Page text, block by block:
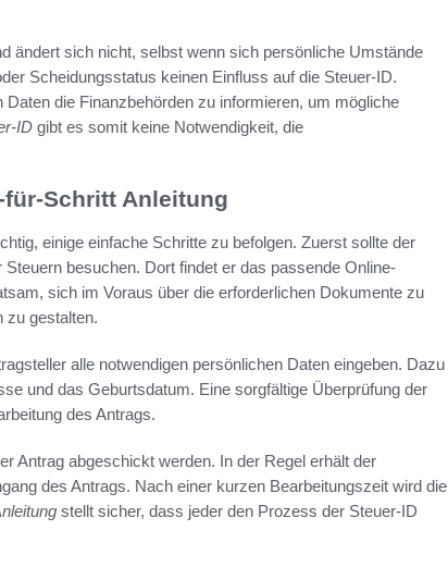
ändert sich nicht, selbst wenn sich persönliche Umstände
Scheidungsstatus keinen Einfluss auf die Steuer-ID.
die Finanzbehörden zu informieren, um mögliche
ID gibt es somit keine Notwendigkeit, die
Schritt Anleitung
einige einfache Schritte zu befolgen. Zuerst sollte der
besuchen. Dort findet er das passende Online-
sich im Voraus über die erforderlichen Dokumente zu
zu gestalten.
alle notwendigen persönlichen Daten eingeben. Dazu
und das Geburtsdatum. Eine sorgfältige Überprüfung der
des Antrags.
Antrag abgeschickt werden. In der Regel erhält der
des Antrags. Nach einer kurzen Bearbeitungszeit wird die
stellt sicher, dass jeder den Prozess der Steuer-ID